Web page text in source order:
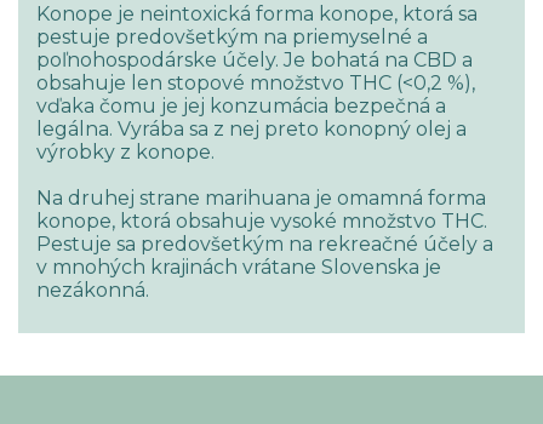
Konope je neintoxická forma konope, ktorá sa
pestuje predovšetkým na priemyselné a
poľnohospodárske účely. Je bohatá na CBD a
obsahuje len stopové množstvo THC (<0,2 %),
vďaka čomu je jej konzumácia bezpečná a
legálna. Vyrába sa z nej preto konopný olej a
výrobky z konope.
Na druhej strane marihuana je omamná forma
konope, ktorá obsahuje vysoké množstvo THC.
Pestuje sa predovšetkým na rekreačné účely a
v mnohých krajinách vrátane Slovenska je
nezákonná.